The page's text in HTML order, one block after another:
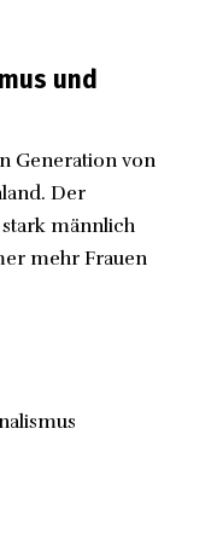
und
Generation von
Der
männlich
mehr Frauen